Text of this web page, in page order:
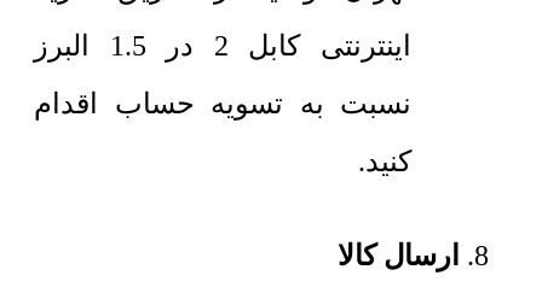
اینترنتی کابل 2 در 1.5 البرز
نسبت به تسویه حساب اقدام
کنید.
ارسال کالا